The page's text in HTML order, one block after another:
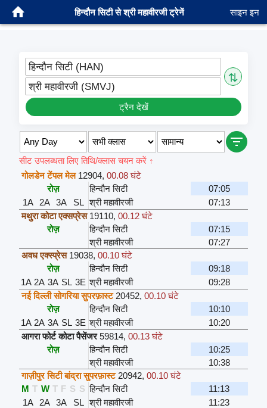
हिन्दौन सिटी से श्री महावीरजी ट्रेनें साइन इन
हिन्दौन सिटी (HAN)
⇅
श्री महावीरजी (SMVJ)
ट्रैन देखें
सीट उपलब्धता लिए तिथि/क्लास चयन करें ↑
गोलडेन टेंपल मेल 12904, 00.08 घंटे
रोज़
हिन्दौन सिटी
07:05
1A
2A 3A SL श्री महावीरजी
07:13
मथुरा कोटा एक्सप्रेस 19110, 00.12 घंटे
रोज़
हिन्दौन सिटी
07:15
श्री महावीरजी
07:27
अवध एक्स्प्रेस 19038, 00.10 घंटे
रोज़
हिन्दौन सिटी
09:18
1A 2A 3A SL 3E श्री महावीरजी
09:28
नई दिल्ली सोगरिया सुपरफ़ास्ट 20452, 00.10 घंटे
रोज़
हिन्दौन सिटी
10:10
1A 2A 3A SL 3E श्री महावीरजी
10:20
आगरा फोर्ट कोटा पैसेंजर 59814, 00.13 घंटे
रोज़
हिन्दौन सिटी
10:25
श्री महावीरजी
10:38
गाज़ीपुर सिटी बांद्रा सुपरफ़ास्ट 20942, 00.10 घंटे
M T W T F S S हिन्दौन सिटी
11:13
1A
2A 3A SL श्री महावीरजी
11:23